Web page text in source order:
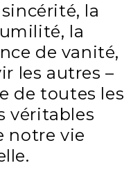
la
la
de vanité,
les autres –
de toutes les
véritables
notre vie